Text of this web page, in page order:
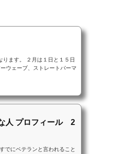
ります。 ２月は１日と１５日
ウェーブ、ストレートパーマ
人 プロフィール 2
でにベテランと言われること